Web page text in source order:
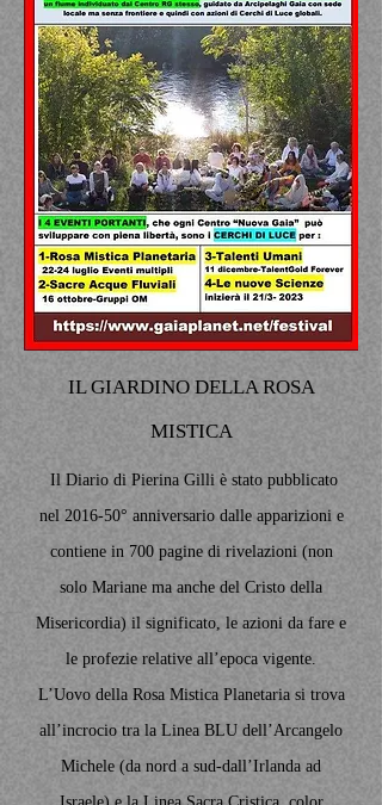
IL GIARDINO DELLA ROSA
MISTICA
Il Diario di Pierina Gilli è stato pubblicato
nel 2016-50° anniversario dalle apparizioni e
contiene in 700 pagine di rivelazioni (non
solo Mariane ma anche del Cristo della
Misericordia) il significato, le azioni da fare e
le profezie relative all’epoca vigente.
L’Uovo della Rosa Mistica Planetaria si trova
all’incrocio tra la Linea BLU dell’Arcangelo
Michele (da nord a sud-dall’Irlanda ad